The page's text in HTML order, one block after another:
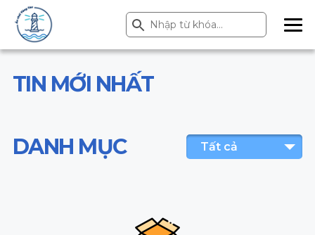
Search
for:
Search Button
ME
NU
TIN MỚI NHẤT
DANH MỤC Tất cả